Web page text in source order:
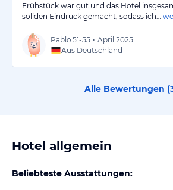
Frühstück war gut und das Hotel
soliden Eindruck gemacht, sodass ich…
Pablo 51-55 • April 2025
Aus Deutschland
Alle Bewertungen (
Hotel allgemein
Beliebteste Ausstattungen: